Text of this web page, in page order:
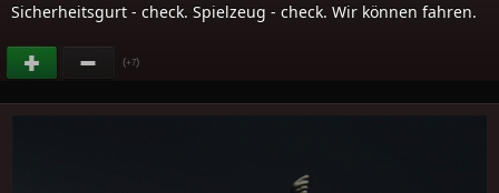
Sicherheitsgurt - check. Spielzeug - check. Wir können fahren.
(+7)